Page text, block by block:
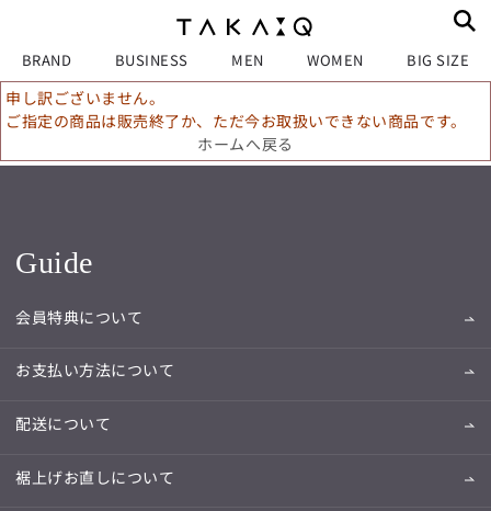
BRAND BUSINESS MEN WOMEN BIG SIZE
申し訳ございません。
ご指定の商品は販売終了か、ただ今お取扱いできない商品です。
ホームへ戻る
Guide
会員特典について
お支払い方法について
配送について
裾上げお直しについて